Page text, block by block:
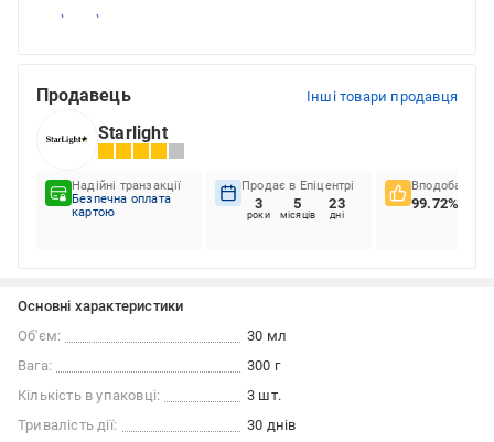
Продавець Інші товари продавця
Starlight
Надійні транзакції
Безпечна оплата
картою
Продає в Епіцентрі
3
роки
5
місяців
23
дні
Вподобання
99.72%
Основні характеристики
Об'єм:
30 мл
Вага:
300 г
Кількість в упаковці:
3 шт.
Тривалість дії:
30 днів